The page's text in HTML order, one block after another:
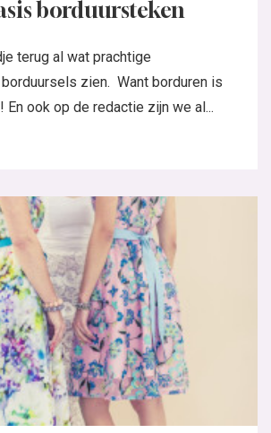
borduursteken
terug al wat prachtige
zien. Want borduren is
En ook op de redactie zijn we al...